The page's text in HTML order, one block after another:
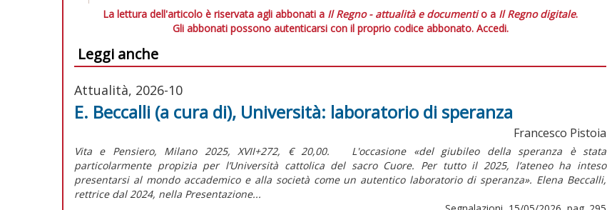
La lettura dell'articolo è riservata agli abbonati a Il Regno - attualità e documentio a Il Regno digitale.
Gli abbonati possono autenticarsi con il proprio codice abbonato. Accedi.
Leggi anche
Attualità, 2026-10
E. Beccalli (a cura di), Università: laboratorio di speranza
Francesco Pistoia
Vita e Pensiero, Milano 2025, XVII+272, € 20,00. L'occasione «del giubileo della speranza è stata
particolarmente propizia per l’Università cattolica del sacro Cuore. Per tutto il 2025, l’ateneo ha inteso
presentarsi al mondo accademico e alla società come un autentico laboratorio di speranza». Elena Beccalli,
rettrice dal 2024, nella Presentazione...